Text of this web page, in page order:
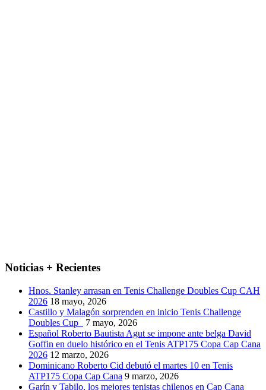
Noticias + Recientes
Hnos. Stanley arrasan en Tenis Challenge Doubles Cup CAH
2026 18 mayo, 2026
Castillo y Malagón sorprenden en inicio Tenis Challenge
Doubles Cup
7 mayo, 2026
Español Roberto Bautista Agut se impone ante belga David
Goffin en duelo histórico en el Tenis ATP175 Copa Cap Cana
2026 12 marzo, 2026
Dominicano Roberto Cid debutó el martes 10 en Tenis
ATP175 Copa Cap Cana 9 marzo, 2026
Garín y Tabilo, los mejores tenistas chilenos en Cap Cana